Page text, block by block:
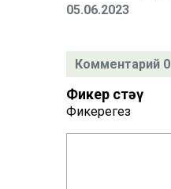
05.06.2023
Комментарий 0
Фикер өстәү
Фикерегез